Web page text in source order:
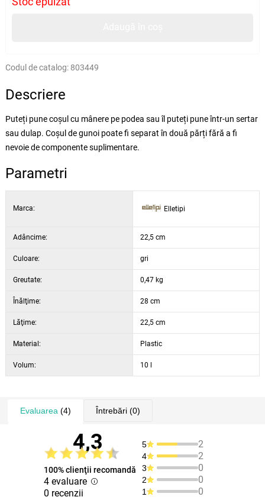
Codul de catalog: 803449
Descriere
Puteți pune coșul cu mânere pe podea sau îl puteți pune într-un sertar
sau dulap. Coșul de gunoi poate fi separat în două părți fără a fi
nevoie de componente suplimentare.
Parametri
Marca: Elletipi
Adâncime: 22,5 cm
Culoare: gri
Greutate: 0,47 kg
Înălţime: 28 cm
Lăţime: 22,5 cm
Material: Plastic
Volum: 10 l
Evaluarea (4) Întrebări(0)
4,3
100% clienţii recomandă
4 evaluare
0 recenzii
5 2
4 2
3 0
2 0
1 0